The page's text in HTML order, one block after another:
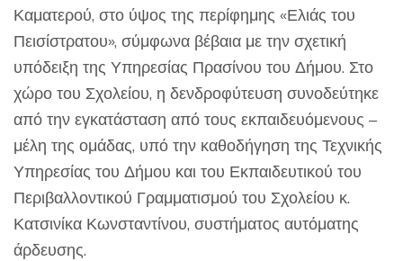
Καματερού, στο ύψος της περίφημης «Ελιάς του
Πεισίστρατου», σύμφωνα βέβαια με την σχετική
υπόδειξη της Υπηρεσίας Πρασίνου του Δήμου. Στο
χώρο του Σχολείου, η δενδροφύτευση συνοδεύτηκε
από την εγκατάσταση από τους εκπαιδευόμενους –
μέλη της ομάδας, υπό την καθοδήγηση της Τεχνικής
Υπηρεσίας του Δήμου και του Εκπαιδευτικού του
Περιβαλλοντικού Γραμματισμού του Σχολείου κ.
Κατσινίκα Κωνσταντίνου, συστήματος αυτόματης
άρδευσης.